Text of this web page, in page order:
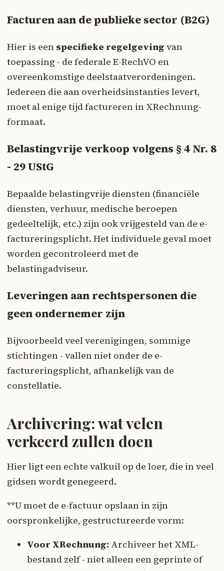
Facturen aan de publieke sector (B2G)
Hier is een specifieke regelgeving van
toepassing - de federale E-RechVO en
overeenkomstige deelstaatverordeningen.
Iedereen die aan overheidsinstanties levert,
moet al enige tijd factureren in XRechnung-
formaat.
Belastingvrije verkoop volgens § 4 Nr. 8
- 29 UStG
Bepaalde belastingvrije diensten (financiële
diensten, verhuur, medische beroepen
gedeeltelijk, etc.) zijn ook vrijgesteld van de e-
factureringsplicht. Het individuele geval moet
worden gecontroleerd met de
belastingadviseur.
Leveringen aan rechtspersonen die
geen ondernemer zijn
Bijvoorbeeld veel verenigingen, sommige
stichtingen - vallen niet onder de e-
factureringsplicht, afhankelijk van de
constellatie.
Archivering: wat velen
verkeerd zullen doen
Hier ligt een echte valkuil op de loer, die in veel
gidsen wordt genegeerd.
**U moet de e-factuur opslaan in zijn
oorspronkelijke, gestructureerde vorm:
Voor XRechnung: Archiveer het XML-
bestand zelf - niet alleen een geprinte of